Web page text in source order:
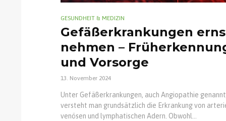
GESUNDHEIT & MEDIZIN
Gefäßerkrankungen
nehmen –
und Vorsorge
13. November 2024
Unter Gefäßerkrankungen, auch Angiopathie
versteht man grundsätzlich die Erkrankung von
venösen und lymphatischen Adern. Obwohl...